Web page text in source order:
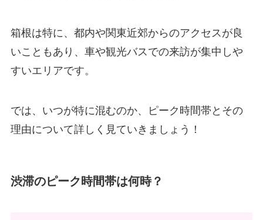
箱根は特に、都内や関東近郊からのアクセスが良
いこともあり、車や観光バスでの来訪が集中しや
すいエリアです。
では、いつが特に混むのか、ピーク時間帯とその
理由について詳しく見ていきましょう！
渋滞のピーク時間帯は何時？